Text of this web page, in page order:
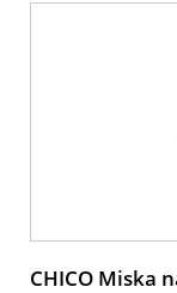
CHICO Miska